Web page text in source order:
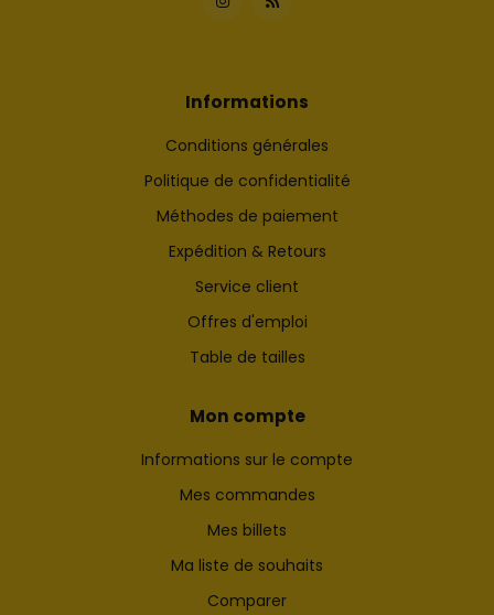
Informations
Conditions générales
Politique de confidentialité
Méthodes de paiement
Expédition & Retours
Service client
Offres d'emploi
Table de tailles
Mon compte
Informations sur le compte
Mes commandes
Mes billets
Ma liste de souhaits
Comparer